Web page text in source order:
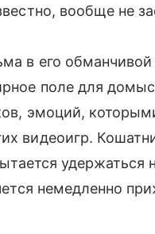
вообще не
в его
поле для
эмоций,
видеоигр.
немедленно